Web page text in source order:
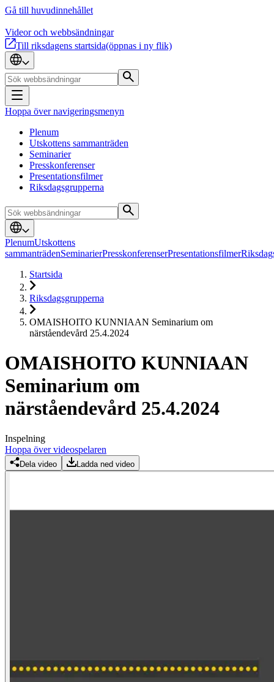
Gå till huvudinnehållet
Videor och webbsändningar
Till riksdagens startsida(öppnas i ny flik)
Hoppa över navigeringsmenyn
Plenum
Utskottens sammanträden
Seminarier
Presskonferenser
Presentationsfilmer
Riksdagsgrupperna
PlenumUtskottens
sammanträdenSeminarierPresskonferenserPresentationsfilmer
Startsida
Riksdagsgrupperna
OMAISHOITO KUNNIAAN Seminarium om
närståendevård 25.4.2024
OMAISHOITO KUNNIAAN
Seminarium om
närståendevård 25.4.2024
Inspelning
Hoppa över videospelaren
Dela video Ladda ned video